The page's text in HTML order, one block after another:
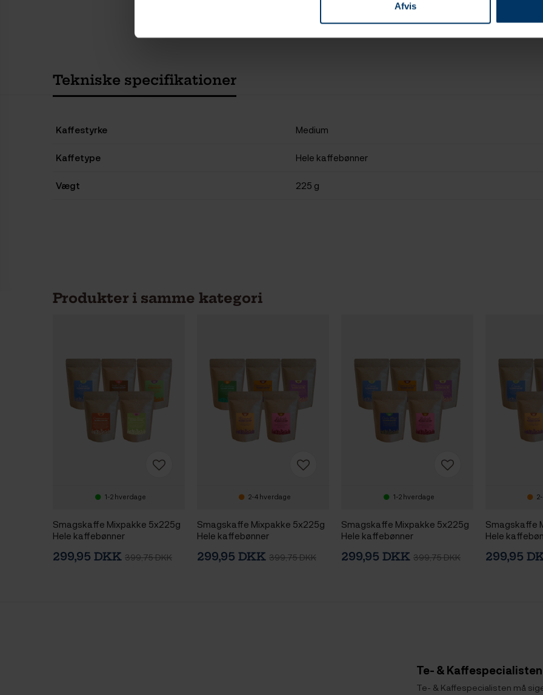
Afvis
Tekniske specifikationer
Kaffestyrke Medium
Kaffetype Hele kaffebønner
Vægt 225 g
Produkter i samme kategori
1-2 hverdage
Smagskaffe Mixpakke 5x225g
Hele kaffebønner
299,95 DKK 399,75 DKK
2-4 hverdage
Smagskaffe Mixpakke 5x225g
Hele kaffebønner
299,95 DKK 399,75 DKK
1-2 hverdage
Smagskaffe Mixpakke 5x225g
Hele kaffebønner
299,95 DKK 399,75 DKK
Smagskaffe
Hele
299,95
Te- & Kaffespecialisten
Te- & Kaffespecialisten må